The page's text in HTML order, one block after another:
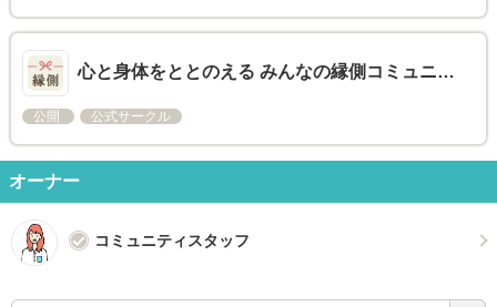
心と身体をととのえる みんなの縁側コミュニ…
公開 公式サークル
オーナー
コミュニティスタッフ